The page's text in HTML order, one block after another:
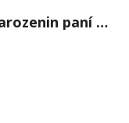
Oslava 101. narozenin paní Věry Skořepové